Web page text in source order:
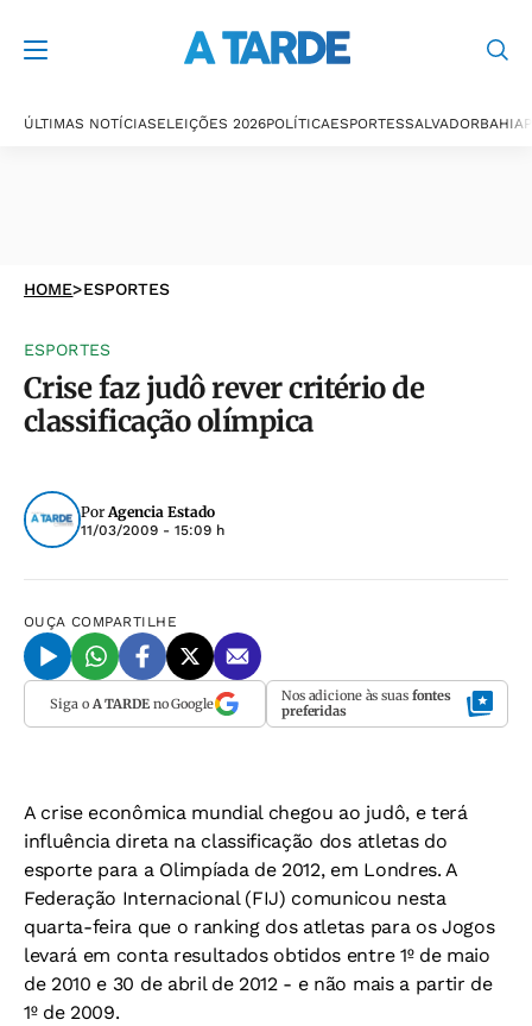
ÚLTIMAS NOTÍCIASELEIÇÕES 2026POLÍTICAESPORTESSALVADORBAHIA
HOME>ESPORTES
ESPORTES
Crise faz judô rever critério de
classificação olímpica
PorAgencia Estado
11/03/2009 - 15:09 h
OUÇA COMPARTILHE
Siga o A TARDEno Google Nos adicione às suas fontes
preferidas
A crise econômica mundial chegou ao judô, e terá
influência direta na classificação dos atletas do
esporte para a Olimpíada de 2012, em Londres. A
Federação Internacional (FIJ) comunicou nesta
quarta-feira que o ranking dos atletas para os Jogos
levará em conta resultados obtidos entre 1º de maio
de 2010 e 30 de abril de 2012 - e não mais a partir de
1º de 2009.